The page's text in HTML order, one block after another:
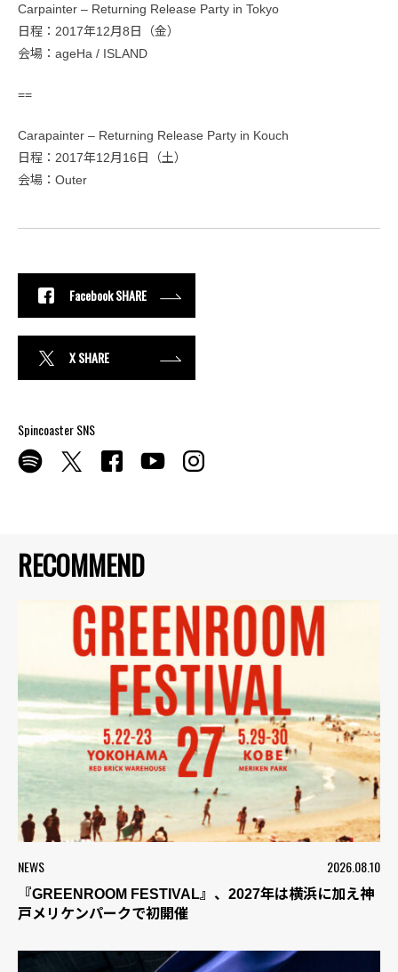
RECOMMEND
NEWS 2026.08.10
『GREENROOM FESTIVAL』、2027年は横浜に加え神
戸メリケンパークで初開催
Carpainter – Returning Release Party in Tokyo
日程：2017年12月8日（金）
会場：ageHa / ISLAND
==
Carapainter – Returning Release Party in Kouch
日程：2017年12月16日（土）
会場：Outer
Facebook SHARE
X SHARE
Spincoaster SNS